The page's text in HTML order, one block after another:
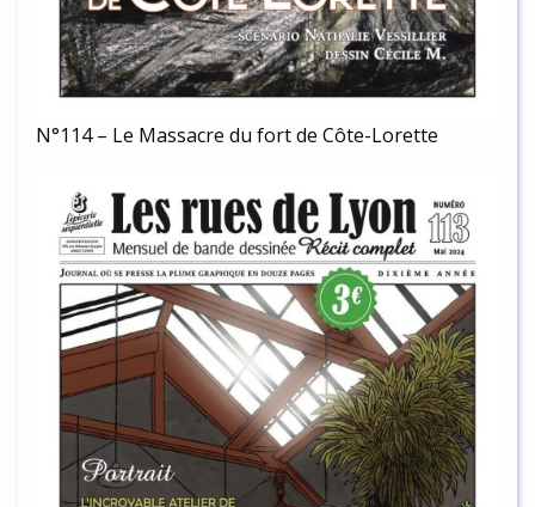
N°114 – Le Massacre du fort de Côte-Lorette